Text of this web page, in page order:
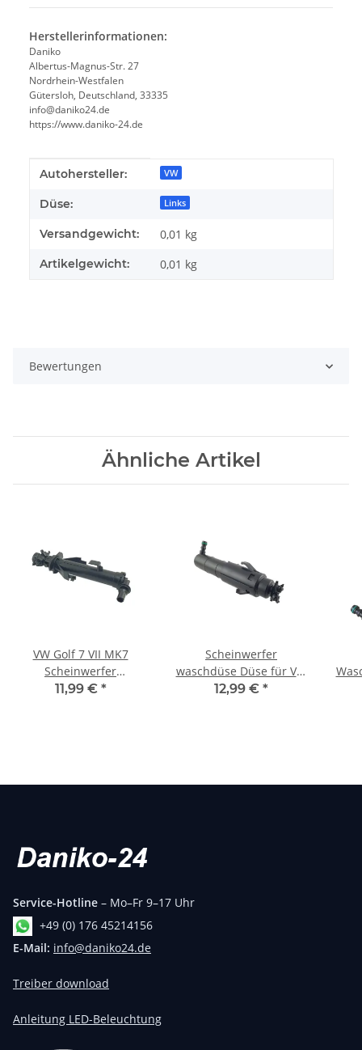
Herstellerinformationen:
Daniko
Albertus-Magnus-Str. 27
Nordrhein-Westfalen
Gütersloh, Deutschland, 33335
info@daniko24.de
https://www.daniko-24.de
Produkteigenschaft
Wert
Autohersteller: VW
Düse: Links
Versandgewicht: 0,01 kg
Artikelgewicht: 0,01 kg
Bewertungen
Ähnliche Artikel
VW Golf 7 VII MK7
Scheinwerfer
Waschdüse Links
11,99 € *
Scheinwerfer
waschdüse Düse für VW
Golf 6 5K0955978A 5K0
12,99 € *
Service-Hotline – Mo–Fr 9–17 Uhr
+49 (0) 176 45214156
E-Mail: info@daniko24.de
Treiber download
Anleitung LED-Beleuchtung